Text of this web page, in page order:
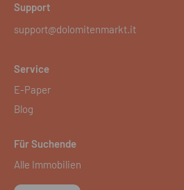
Support
support@dolomitenmarkt.it
Service
E-Paper
Blog
Für Suchende
Alle Immobilien